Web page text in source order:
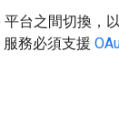
台之間切換，
務必須支援